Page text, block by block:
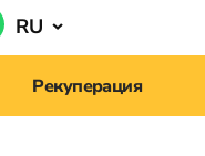
RU
Рекуперация